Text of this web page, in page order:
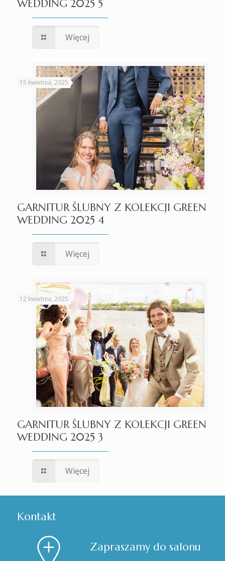
WEDDING 2025 5
Więcej
15 kwietnia, 2025
GARNITUR ŚLUBNY Z KOLEKCJI GREEN
WEDDING 2025 4
Więcej
12 kwietnia, 2025
GARNITUR ŚLUBNY Z KOLEKCJI GREEN
WEDDING 2025 3
Więcej
Kontakt
Zapraszamy do salonu